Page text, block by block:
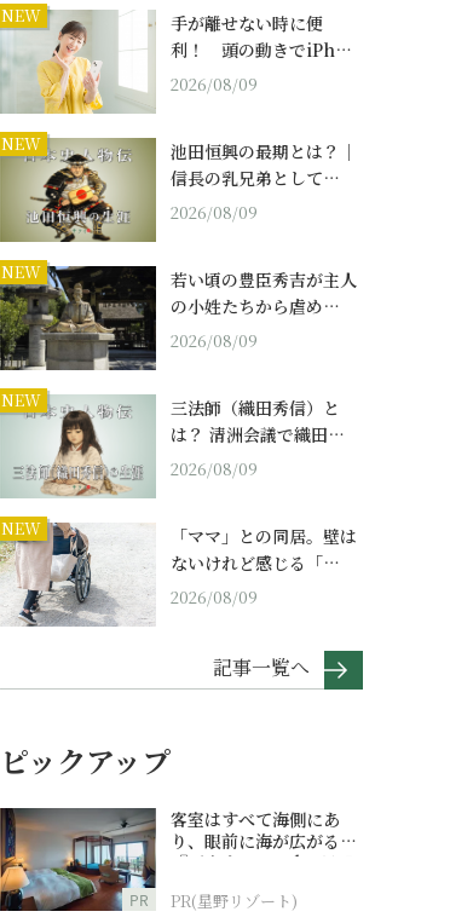
NEW
手が離せない時に便
利！ 頭の動きでiPh…
2026/08/09
NEW
池田恒興の最期とは？｜
信長の乳兄弟として…
2026/08/09
NEW
若い頃の豊臣秀吉が主人
の小姓たちから虐め…
2026/08/09
NEW
三法師（織田秀信）と
は？ 清洲会議で織田…
2026/08/09
NEW
「ママ」との同居。壁は
ないけれど感じる「…
2026/08/09
記事一覧へ
ピックアップ
PR
客室はすべて海側にあ
り、眼前に海が広がる
『西表島ホテル by 星野
PR(星野リゾート)